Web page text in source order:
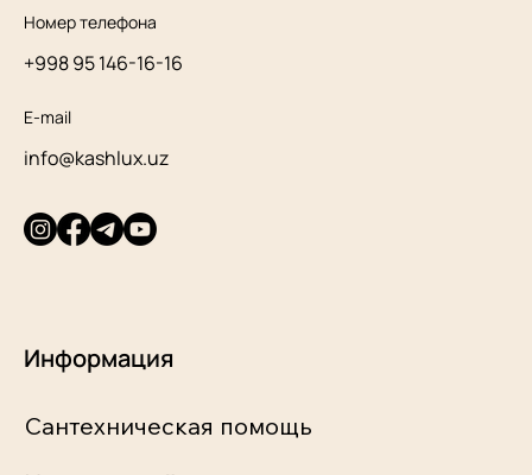
Номер телефона
+998 95 146-16-16
E-mail
info@kashlux.uz
Информация
Сантехническая помощь